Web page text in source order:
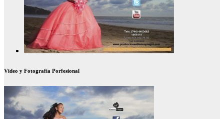
Video y Fotografía Porfesional